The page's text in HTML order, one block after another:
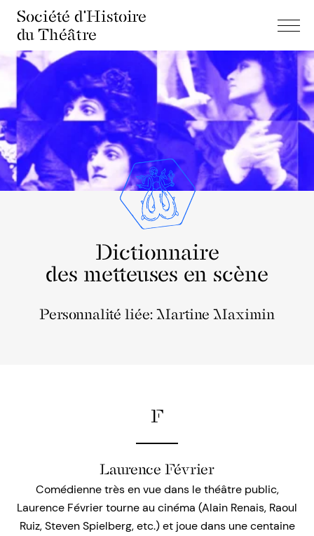
Société d'Histoire
du Théâtre
Dictionnaire
des metteuses en scène
Personnalité liée: Martine Maximin
F
Laurence Février
Comédienne très en vue dans le théâtre public,
Laurence Février tourne au cinéma (Alain Renais, Raoul
Ruiz, Steven Spielberg, etc.) et joue dans une centaine